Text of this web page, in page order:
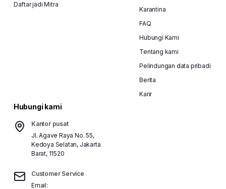
Daftar jadi Mitra
Karantina
FAQ
Hubungi Kami
Tentang kami
Pelindungan data pribadi
Berita
Karir
Hubungi kami
Kantor pusat
Jl. Agave Raya No. 55,
Kedoya Selatan, Jakarta
Barat, 11520
Customer Service
Email: